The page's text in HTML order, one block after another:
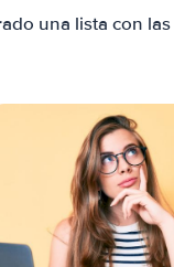
una lista con